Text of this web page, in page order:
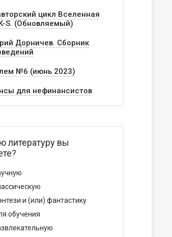
цикл Вселенная
S. (Обновляемый)
Дорничев. Сборник
№6 (июнь 2023)
для нефинансистов
литературу вы
и (или) фантастику
обучения